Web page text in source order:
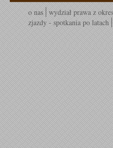
o nas wydział prawa z
zjazdy - spotkania po latach